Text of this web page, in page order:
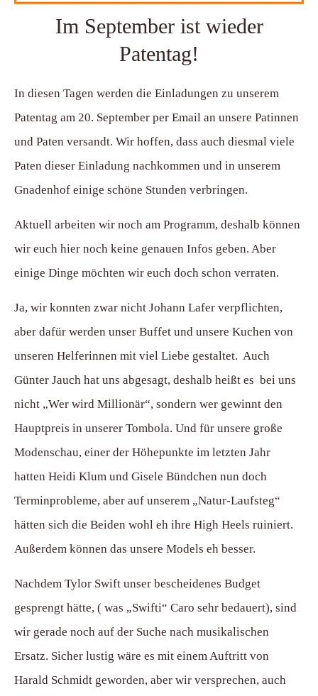
Im September ist wieder
Patentag!
In diesen Tagen werden die Einladungen zu unserem
Patentag am 20. September per Email an unsere Patinnen
und Paten versandt. Wir hoffen, dass auch diesmal viele
Paten dieser Einladung nachkommen und in unserem
Gnadenhof einige schöne Stunden verbringen.
Aktuell arbeiten wir noch am Programm, deshalb können
wir euch hier noch keine genauen Infos geben. Aber
einige Dinge möchten wir euch doch schon verraten.
Ja, wir konnten zwar nicht Johann Lafer verpflichten,
aber dafür werden unser Buffet und unsere Kuchen von
unseren Helferinnen mit viel Liebe gestaltet. Auch
Günter Jauch hat uns abgesagt, deshalb heißt es bei uns
nicht „Wer wird Millionär“, sondern wer gewinnt den
Hauptpreis in unserer Tombola. Und für unsere große
Modenschau, einer der Höhepunkte im letzten Jahr
hatten Heidi Klum und Gisele Bündchen nun doch
Terminprobleme, aber auf unserem „Natur-Laufsteg“
hätten sich die Beiden wohl eh ihre High Heels ruiniert.
Außerdem können das unsere Models eh besser.
Nachdem Tylor Swift unser bescheidenes Budget
gesprengt hätte, ( was „Swifti“ Caro sehr bedauert), sind
wir gerade noch auf der Suche nach musikalischen
Ersatz. Sicher lustig wäre es mit einem Auftritt von
Harald Schmidt geworden, aber wir versprechen, auch